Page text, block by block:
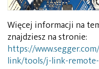
Więcej informacji na
znajdziesz na stronie:
https://
link/tools/j-link-